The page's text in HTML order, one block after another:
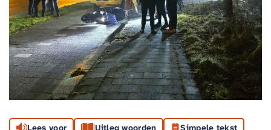
Lees voor Uitleg woorden Simpele tekst